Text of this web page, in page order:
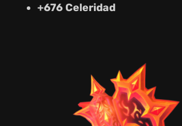
+676 Celeridad